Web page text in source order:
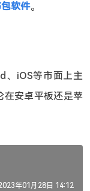
软件。
、iOS等市面上主
在安卓平板还是苹
年01月28日 14:12